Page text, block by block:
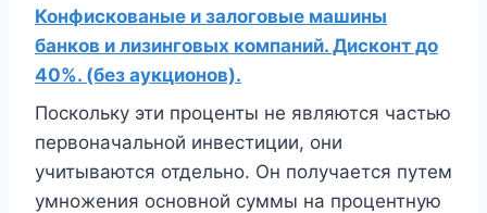
Конфискованые и залоговые машины
банков и лизинговых компаний. Дисконт до
40%. (без аукционов).
Поскольку эти проценты не являются частью
первоначальной инвестиции, они
учитываются отдельно. Он получается путем
умножения основной суммы на процентную